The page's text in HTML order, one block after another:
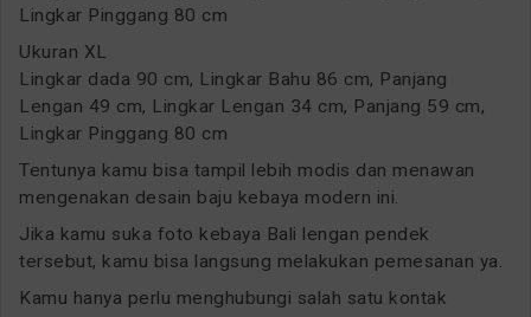
Lingkar Pinggang 80 cm
Ukuran XL
Lingkar dada 90 cm, Lingkar Bahu 86 cm, Panjang
Lengan 49 cm, Lingkar Lengan 34 cm, Panjang 59 cm,
Lingkar Pinggang 80 cm
Tentunya kamu bisa tampil lebih modis dan menawan
mengenakan desain baju kebaya modern ini.
Jika kamu suka foto kebaya Bali lengan pendek
tersebut, kamu bisa langsung melakukan pemesanan ya.
Kamu hanya perlu menghubungi salah satu kontak